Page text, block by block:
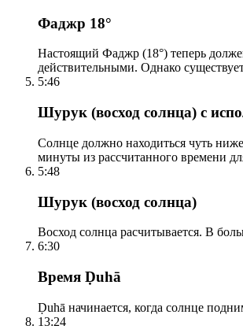
Фаджр 18°
Настоящий Фаджр (18°) теперь
действительными. Однако
5:46
Шурук (восход солнца) с
Солнце должно находиться чуть
минуты из рассчитанного времени
5:48
Шурук (восход солнца)
Восход солнца расчитывается. В
6:30
Время Ḍuhā
Ḍuhā начинается, когда солнце
13:24